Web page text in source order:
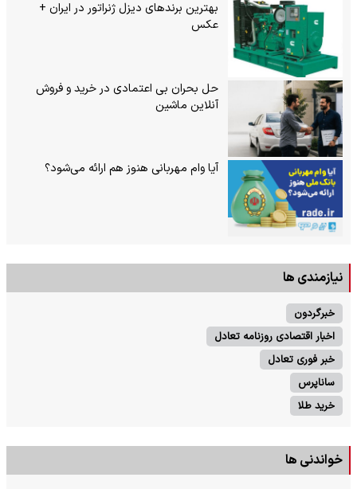
بهترین برندهای دیزل ژنراتور در ایران +
عکس
حل بحران بی‌ اعتمادی در خرید و فروش
آنلاین ماشین
آیا وام مهربانی هنوز هم ارائه می‌شود؟
نیازمندی ها
خبرگردون
اخبار اقتصادی روزنامه تعادل
خبر فوری تعادل
ساناپرس
خرید طلا
خواندنی ها